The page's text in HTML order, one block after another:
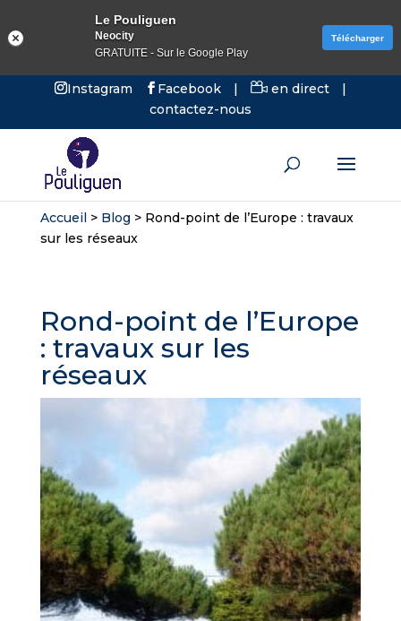
Instagram Facebook | en direct
|
contactez-nous
Accueil> Blog > Rond-point de l’Europe : travaux
sur les réseaux
Rond-point de l’Europe
: travaux sur les
réseaux
Le Pouliguen
Neocity
GRATUITE - Sur le Google Play
Télécharger